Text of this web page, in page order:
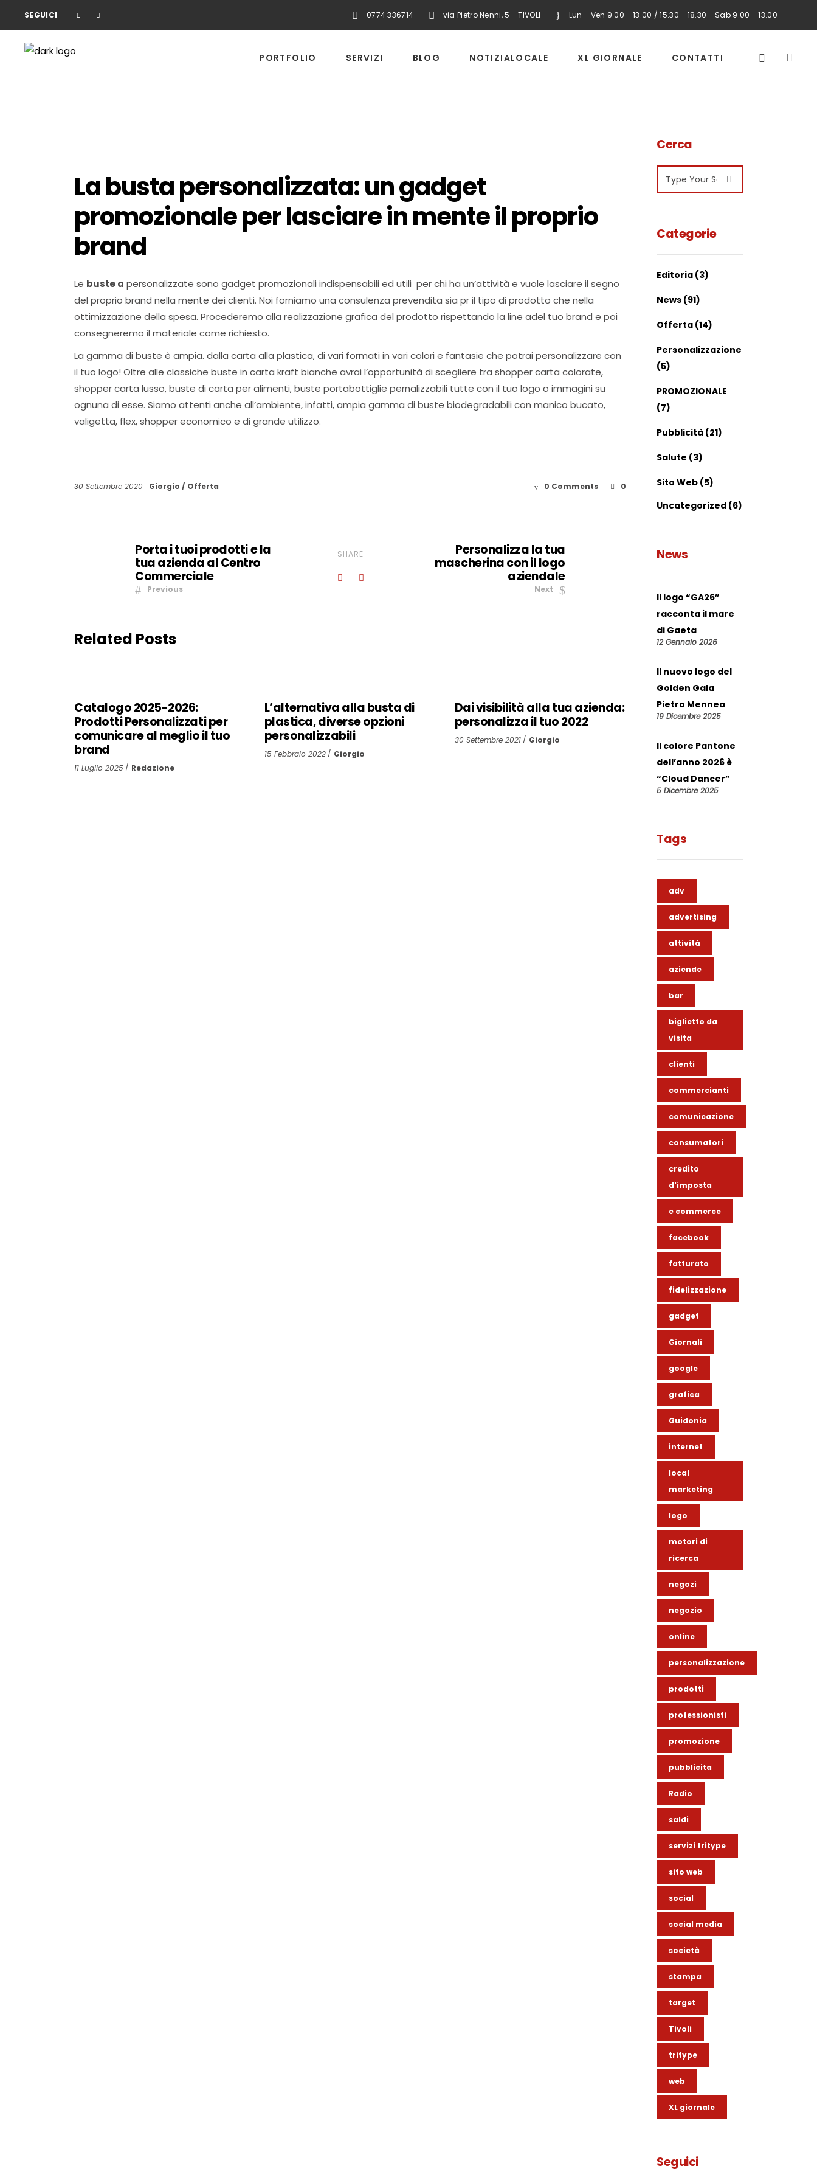
SEGUICI 0774 336714 via Pietro Nenni, 5 - TIVOLI Lun - Ven 9.00 - 13.00 / 15.30 - 18.30 - Sab 9.00 - 13.00
PORTFOLIO SERVIZI BLOG NOTIZIALOCALE XL GIORNALE CONTATTI
La busta personalizzata: un gadget
promozionale per lasciare in mente il proprio
brand
Le buste a personalizzate sono gadget promozionali indispensabili ed utili per chi ha un’attività e vuole lasciare il segno
del proprio brand nella mente dei clienti. Noi forniamo una consulenza prevendita sia pr il tipo di prodotto che nella
ottimizzazione della spesa. Procederemo alla realizzazione grafica del prodotto rispettando la line adel tuo brand e poi
consegneremo il materiale come richiesto.
La gamma di buste è ampia. dalla carta alla plastica, di vari formati in vari colori e fantasie che potrai personalizzare con
il tuo logo! Oltre alle classiche buste in carta kraft bianche avrai l’opportunità di scegliere tra shopper carta colorate,
shopper carta lusso, buste di carta per alimenti, buste portabottiglie pernalizzabili tutte con il tuo logo o immagini su
ognuna di esse. Siamo attenti anche all’ambiente, infatti, ampia gamma di buste biodegradabili con manico bucato,
valigetta, flex, shopper economico e di grande utilizzo.
30 Settembre 2020 Giorgio Offerta 0 Comments 0
Porta i tuoi prodotti e la
tua azienda al Centro
Commerciale
Previous
SHARE
Personalizza la tua
mascherina con il logo
aziendale
Next
Related Posts
Catalogo 2025-2026:
Prodotti Personalizzati per
comunicare al meglio il tuo
brand
11 Luglio 2025 Redazione
L’alternativa alla busta di
plastica, diverse opzioni
personalizzabili
15 Febbraio 2022 Giorgio
Dai visibilità alla tua azienda:
personalizza il tuo 2022
30 Settembre 2021 Giorgio
Cerca
for:
Categorie
Editoria (3)
News (91)
Offerta (14)
Personalizzazione
(5)
PROMOZIONALE
(7)
Pubblicità (21)
Salute (3)
Sito Web (5)
Uncategorized (6)
News
Il logo “GA26”
racconta il mare
di Gaeta
12 Gennaio 2026
Il nuovo logo del
Golden Gala
Pietro Mennea
19 Dicembre 2025
Il colore Pantone
dell’anno 2026 è
“Cloud Dancer”
5 Dicembre 2025
Tags
adv
advertising
attività
aziende
bar
biglietto da
visita
clienti
commercianti
comunicazione
consumatori
credito
d'imposta
e commerce
facebook
fatturato
fidelizzazione
gadget
Giornali
google
grafica
Guidonia
internet
local
marketing
logo
motori di
ricerca
negozi
negozio
online
personalizzazione
prodotti
professionisti
promozione
pubblicita
Radio
saldi
servizi tritype
sito web
social
social media
società
stampa
target
Tivoli
tritype
web
XL giornale
Seguici